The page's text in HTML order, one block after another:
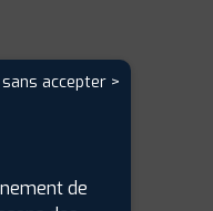
accepter >
de